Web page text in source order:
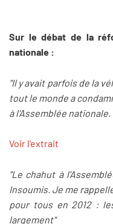
Sur le débat de la
nationale :
"Il y avait parfois de la
tout le monde a
à l'Assemblée
Voir l'extrait
"Le chahut à
Insoumis. Je me
pour tous en 2012 :
largement"